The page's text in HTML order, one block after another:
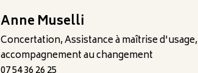
Anne Muselli
Concertation, Assistance à maîtrise d'usage,
accompagnement au changement